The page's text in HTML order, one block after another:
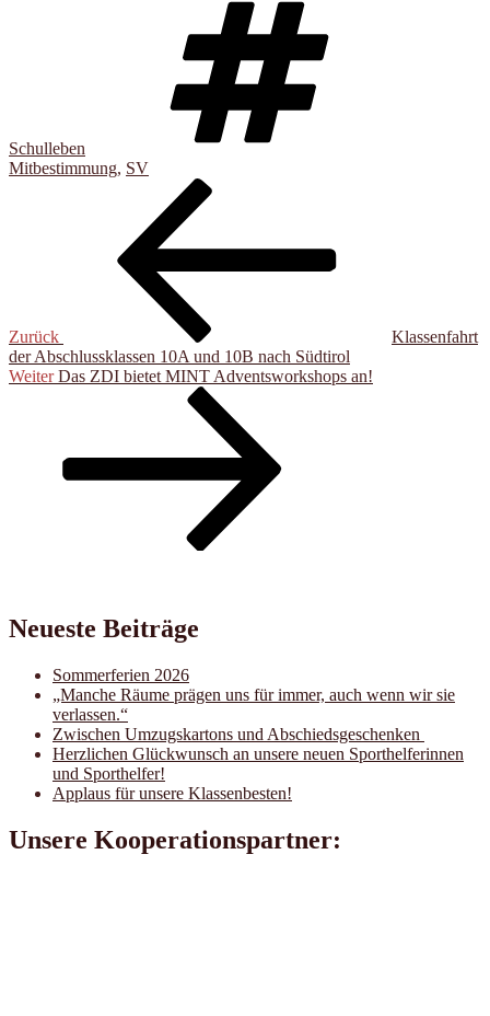
Schulleben
Mitbestimmung, SV
Beitragsnavigation
Zurück
Klassenfahrt
der Abschlussklassen 10A und 10B nach Südtirol
Nächster
Weiter Das ZDI bietet MINT Adventsworkshops an!
Neueste Beiträge
Sommerferien 2026
„Manche Räume prägen uns für immer, auch wenn wir sie
verlassen.“
Zwischen Umzugskartons und Abschiedsgeschenken
Herzlichen Glückwunsch an unsere neuen Sporthelferinnen
und Sporthelfer!
Applaus für unsere Klassenbesten!
Unsere Kooperationspartner: